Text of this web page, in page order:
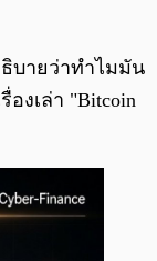
บายว่าทำไมมัน
งเล่า "Bitcoin